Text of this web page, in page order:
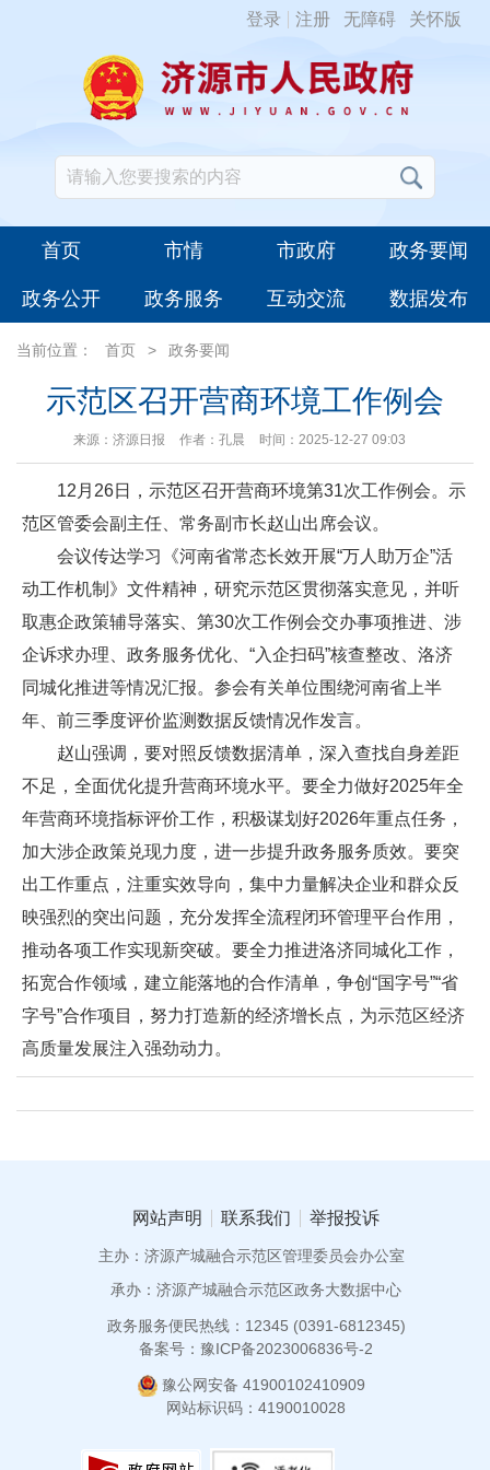
登录 注册 无障碍 关怀版
首页 市情 市政府 政务要闻
政务公开 政务服务 互动交流 数据发布
当前位置： 首页 > 政务要闻
示范区召开营商环境工作例会
来源：济源日报 作者：孔晨 时间：2025-12-27 09:03
12月26日，示范区召开营商环境第31次工作例会。示
范区管委会副主任、常务副市长赵山出席会议。
会议传达学习《河南省常态长效开展“万人助万企”活
动工作机制》文件精神，研究示范区贯彻落实意见，并听
取惠企政策辅导落实、第30次工作例会交办事项推进、涉
企诉求办理、政务服务优化、“入企扫码”核查整改、洛济
同城化推进等情况汇报。参会有关单位围绕河南省上半
年、前三季度评价监测数据反馈情况作发言。
赵山强调，要对照反馈数据清单，深入查找自身差距
不足，全面优化提升营商环境水平。要全力做好2025年全
年营商环境指标评价工作，积极谋划好2026年重点任务，
加大涉企政策兑现力度，进一步提升政务服务质效。要突
出工作重点，注重实效导向，集中力量解决企业和群众反
映强烈的突出问题，充分发挥全流程闭环管理平台作用，
推动各项工作实现新突破。要全力推进洛济同城化工作，
拓宽合作领域，建立能落地的合作清单，争创“国字号”“省
字号”合作项目，努力打造新的经济增长点，为示范区经济
高质量发展注入强劲动力。
网站声明 联系我们 举报投诉
主办：济源产城融合示范区管理委员会办公室
承办：济源产城融合示范区政务大数据中心
政务服务便民热线：12345 (0391-6812345)
备案号：豫ICP备2023006836号-2
豫公网安备 41900102410909
网站标识码：4190010028